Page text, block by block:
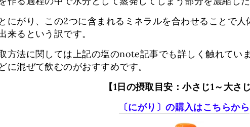
にがり、この2つに含まれるミネラルを合わせることで
来るという訳です。
方法に関しては上記の塩のnote記事でも詳しく触れてい
に混ぜて飲むのがおすすめです。
【1日の摂取目安：小さじ1～大さじ
〔にがり〕の購入はこちらから